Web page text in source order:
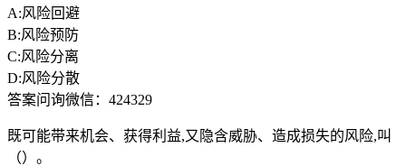
A:风险回避
B:风险预防
C:风险分离
D:风险分散
答案问询微信：424329
既可能带来机会、获得利益,又隐含威胁、造成损失的风险,叫
（）。